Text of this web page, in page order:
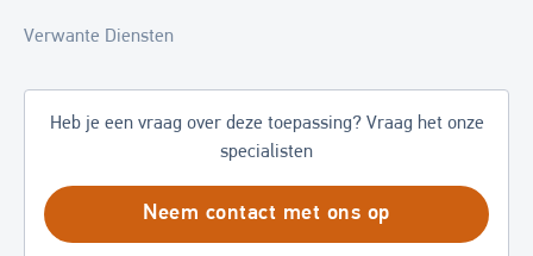
Verwante Diensten
Heb je een vraag over deze toepassing? Vraag het onze
specialisten
Neem contact met ons op